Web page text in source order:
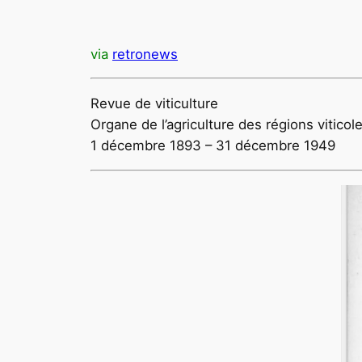
via retronews
Revue de viticulture
Organe de l’agriculture des régions
1 décembre 1893 – 31 décembre 1949